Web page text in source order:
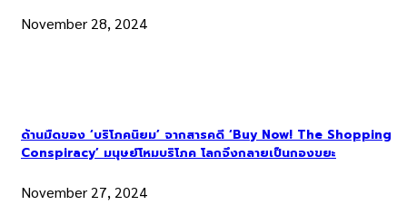
November 28, 2024
ด้านมืดของ ‘บริโภคนิยม’ จากสารคดี ‘Buy Now! The Shopping
Conspiracy’ มนุษย์โหมบริโภค โลกจึงกลายเป็นกองขยะ
November 27, 2024